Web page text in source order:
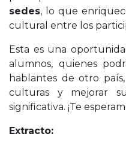
sedes, lo que
cultural entre los
Esta es una
alumnos, quienes
hablantes de otro
culturas y mejorar
significativa. ¡Te
Extracto: